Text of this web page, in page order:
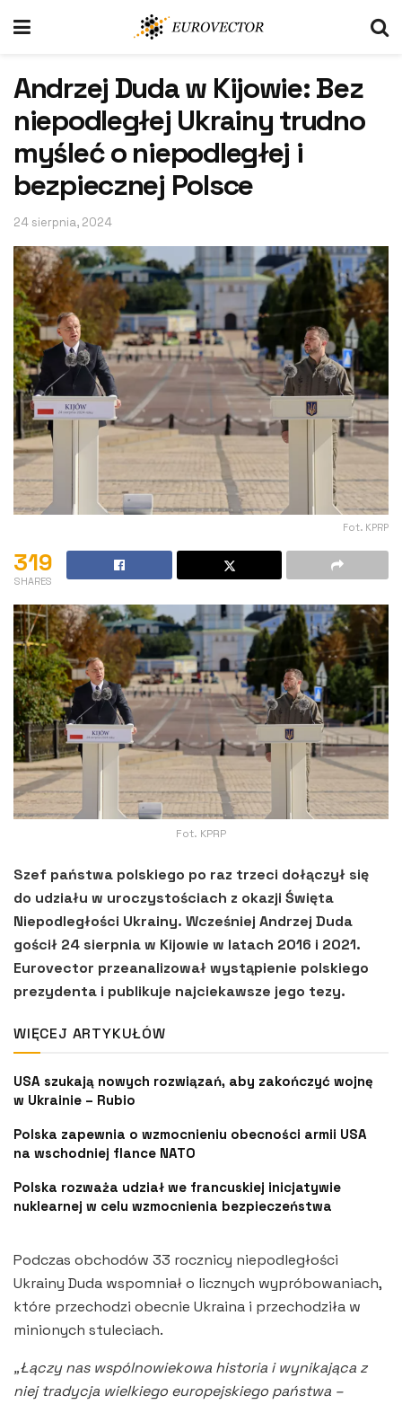
Andrzej Duda w Kijowie: Bez
niepodległej Ukrainy trudno
myśleć o niepodległej i
bezpiecznej Polsce
24 sierpnia, 2024
Fot. KPRP
319
SHARES
Fot. KPRP
Szef państwa polskiego po raz trzeci dołączył się
do udziału w uroczystościach z okazji Święta
Niepodległości Ukrainy. Wcześniej Andrzej Duda
gościł 24 sierpnia w Kijowie w latach 2016 i 2021.
Eurovector przeanalizował wystąpienie polskiego
prezydenta i publikuje najciekawsze jego tezy.
WIĘCEJ ARTYKUŁÓW
USA szukają nowych rozwiązań, aby zakończyć wojnę
w Ukrainie – Rubio
Polska zapewnia o wzmocnieniu obecności armii USA
na wschodniej flance NATO
Polska rozważa udział we francuskiej inicjatywie
nuklearnej w celu wzmocnienia bezpieczeństwa
Podczas obchodów 33 rocznicy niepodległości
Ukrainy Duda wspomniał o licznych wypróbowaniach,
które przechodzi obecnie Ukraina i przechodziła w
minionych stuleciach.
„Łączy nas wspólnowiekowa historia i wynikająca z
niej tradycja wielkiego europejskiego państwa –